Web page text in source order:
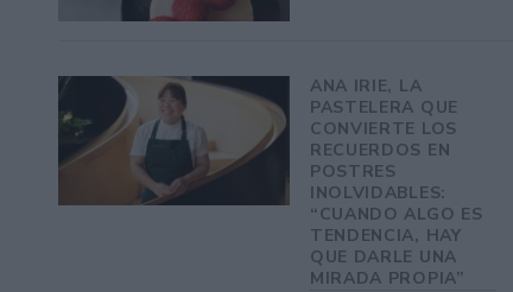
ANA IRIE, LA
PASTELERA QUE
CONVIERTE LOS
RECUERDOS EN
POSTRES
INOLVIDABLES:
“CUANDO ALGO ES
TENDENCIA, HAY
QUE DARLE UNA
MIRADA PROPIA”